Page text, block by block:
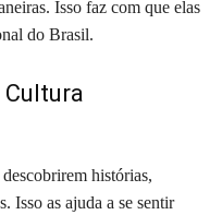
Isso faz com que elas
do Brasil.
Cultura
histórias,
Isso as ajuda a se sentir